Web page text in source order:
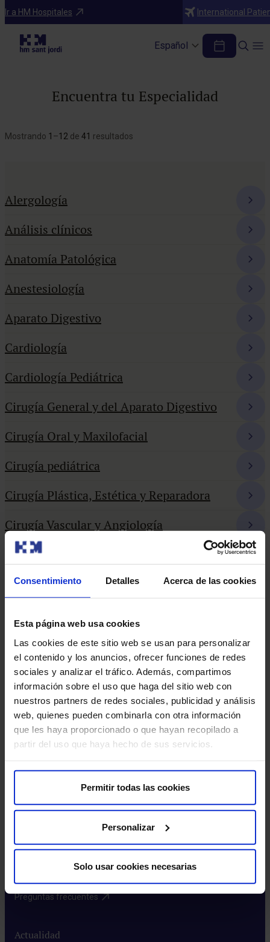
Consentimiento Detalles Acerca de las cookies
Esta página web usa cookies
Las cookies de este sitio web se usan para personalizar
el contenido y los anuncios, ofrecer funciones de redes
sociales y analizar el tráfico. Además, compartimos
información sobre el uso que haga del sitio web con
nuestros partners de redes sociales, publicidad y análisis
web, quienes pueden combinarla con otra información
que les haya proporcionado o que hayan recopilado a
partir del uso que haya hecho de sus servicios.
Permitir todas las cookies
Personalizar
Solo usar cookies necesarias
Ir a HM Hospitales International
Español
Encuentra tu Especialidad
Mostrando 1 –12 de 41 resultados
Alergología
Análisis clínicos
Anatomía Patológica
Anestesiología
Aparato Digestivo
Cardiología
Cardiología Pediátrica
Cirugía General y del Aparato Digestivo
Cirugía Oral y Maxilofacial
Cirugía pediátrica
Cirugía Plástica, Estética y Reparadora
Cirugía Vascular y Angiología
Pagina
anterior
Siguiente
pagina
Sobre nosotros
HM Hospitales​
Red HM Hospitales​
Intranet HM Hospitales​
Prensa​
Preguntas frecuentes​
Actualidad